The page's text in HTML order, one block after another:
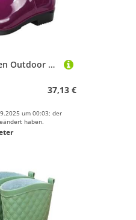
Regenstiefel Damen Outdoor Wasserdicht rutschfest Küche, Arbeit Gummischuhe Winter Mittelhohe Für Industrie Handwerk(Purple,37)
37,13 €
um 00:03; der
haben.